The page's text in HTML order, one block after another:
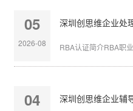
05
2026-08 RBA认证简介RBA职
04